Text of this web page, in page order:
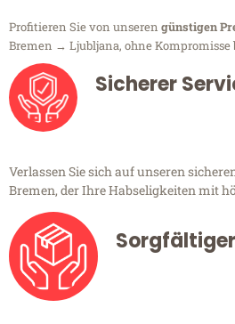
Profitieren Sie von unseren günstigen
Bremen → Ljubljana, ohne Kompromisse
Sicherer
Verlassen Sie sich auf unseren
Bremen, der Ihre Habseligkeiten mit